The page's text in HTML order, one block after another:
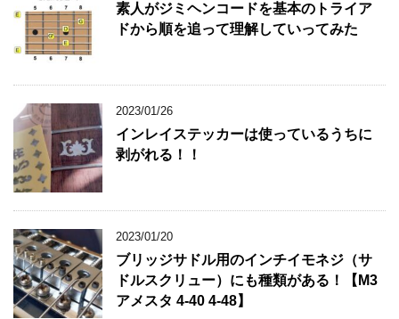
素人がジミヘンコードを基本のトライア
ドから順を追って理解していってみた
2023/01/26
インレイステッカーは使っているうちに
剥がれる！！
2023/01/20
ブリッジサドル用のインチイモネジ（サ
ドルスクリュー）にも種類がある！【M3
アメスタ 4-40 4-48】